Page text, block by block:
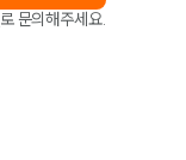
로 문의해주세요.